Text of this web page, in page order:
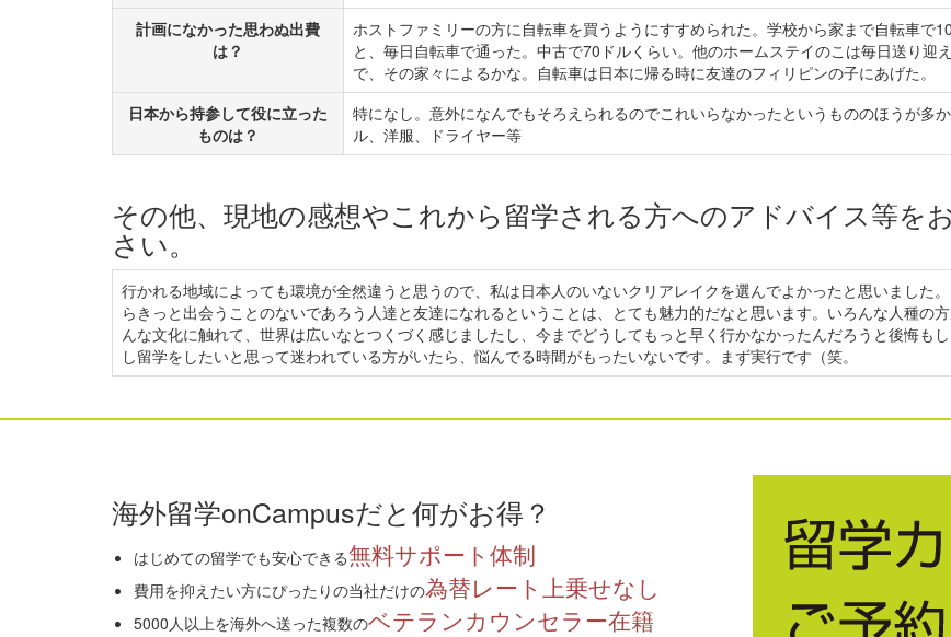
計画になかった思わぬ出費
は？
ホストファミリーの方に自転車を買うようにすすめられた。学校から家まで自転車で
と、毎日自転車で通った。中古で70ドルくらい。他のホームステイのこは毎日送り迎
で、その家々によるかな。自転車は日本に帰る時に友達のフィリピンの子にあげた。
日本から持参して役に立った
ものは？
特になし。意外になんでもそろえられるのでこれいらなかったというもののほうが多
ル、洋服、ドライヤー等
その他、現地の感想やこれから留学される方へのアドバイス等を
さい。
行かれる地域によっても環境が全然違うと思うので、私は日本人のいないクリアレイクを選んでよかったと思いました
らきっと出会うことのないであろう人達と友達になれるということは、とても魅力的だなと思います。いろんな人種の
んな文化に触れて、世界は広いなとつくづく感じましたし、今までどうしてもっと早く行かなかったんだろうと後悔も
し留学をしたいと思って迷われている方がいたら、悩んでる時間がもったいないです。まず実行です（笑。
海外留学onCampusだと何がお得？
はじめての留学でも安心できる無料サポート体制
費用を抑えたい方にぴったりの当社だけの為替レート上乗せなし
5000人以上を海外へ送った複数のベテランカウンセラー在籍